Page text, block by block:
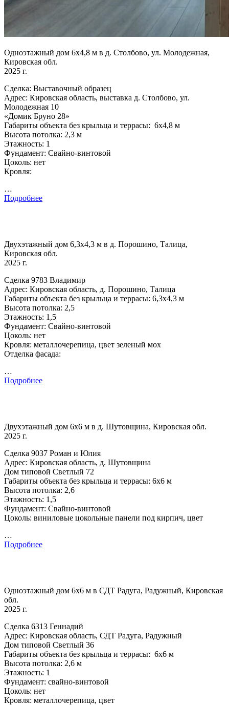
Одноэтажный дом 6х4,8 м в д. Столбово, ул. Молодежная,
Кировская обл.
2025 г.
Сделка: Выставочный образец
Адрес: Кировская область, выставка д. Столбово, ул.
Молодежная 10
«Домик Бруно 28»
Габариты объекта без крыльца и террасы: 6х4,8 м
Высота потолка: 2,3 м
Этажность: 1
Фундамент: Свайно-винтовой
Цоколь: нет
Кровля:
…
Подробнее
Двухэтажный дом 6,3х4,3 м в д. Порошино, Талица,
Кировская обл.
2025 г.
Сделка 9783 Владимир
Адрес: Кировская область, д. Порошино, Талица
Габариты объекта без крыльца и террасы: 6,3х4,3 м
Высота потолка: 2,5
Этажность: 1,5
Фундамент: Свайно-винтовой
Цоколь: нет
Кровля: металлочерепица, цвет зеленый мох
Отделка фасада:
…
Подробнее
Двухэтажный дом 6х6 м в д. Шутовщина, Кировская обл.
2025 г.
Сделка 9037 Роман и Юлия
Адрес: Кировская область, д. Шутовщина
Дом типовой Светлый 72
Габариты объекта без крыльца и террасы: 6х6 м
Высота потолка: 2,6
Этажность: 1,5
Фундамент: Свайно-винтовой
Цоколь: виниловые цокольные панели под кирпич, цвет
…
Подробнее
Одноэтажный дом 6х6 м в СДТ Радуга, Радужный, Кировская
обл.
2025 г.
Сделка 6313 Геннадий
Адрес: Кировская область, СДТ Радуга, Радужный
Дом типовой Светлый 36
Габариты объекта без крыльца и террасы: 6х6 м
Высота потолка: 2,6 м
Этажность: 1
Фундамент: свайно-винтовой
Цоколь: нет
Кровля: металлочерепица, цвет